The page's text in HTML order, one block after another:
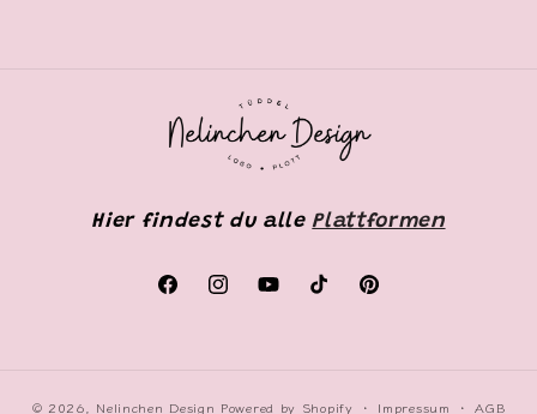
Hier findest du allePlattformen
FacebookInstagramYouTubeTikTok Pinterest
© 2026, Nelinchen Design Powered by Shopify Impressum AGB